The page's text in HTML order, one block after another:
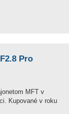
Pro
MFT v
Kupované v roku